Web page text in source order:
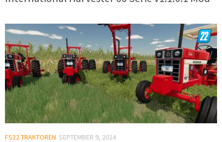
FS22 TRAKTOREN SEPTEMBER 9, 2024